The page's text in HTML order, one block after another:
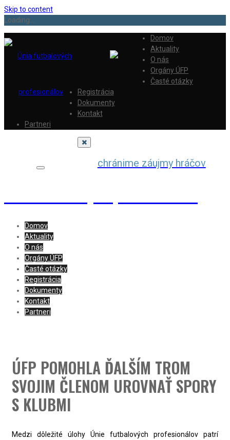
Skip to content
Loading...
Domov
Aktuality
O nás
Orgány ÚFP
Časté otázky
Registrácia
Dokumenty
Kontakt
Partneri
chránime záujmy hráčov
Domov
Aktuality
O nás
Orgány ÚFP
Časté otázky
Registrácia
Dokumenty
Kontakt
Partneri
ÚFP POMOHLA ĎALŠÍM TROM
SVOJIM ČLENOM UROVNAŤ SPORY
S KLUBMI
Medzi dôležité úlohy Únie futbalových profesionálov patrí